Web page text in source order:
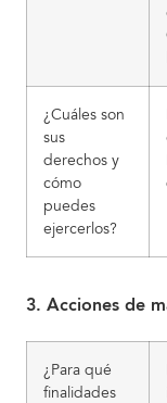
¿Cuáles son
sus
derechos y
cómo
puedes
ejercerlos?
3. Acciones de
¿Para qué
finalidades